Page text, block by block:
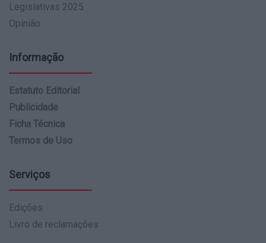
Legislativas 2025
Opinião
Informação
Estatuto Editorial
Publicidade
Ficha Técnica
Termos de Uso
Serviços
Edições
Livro de reclamações